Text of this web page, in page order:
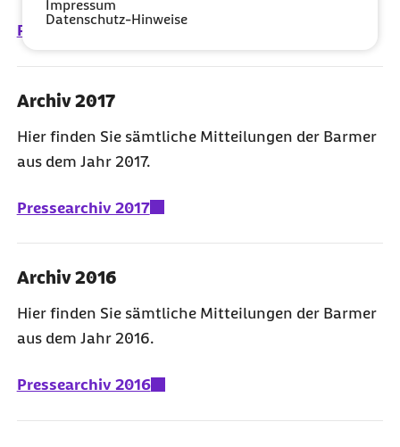
Impressum
Datenschutz-Hinweise
Pressearchiv 2018
Archiv 2017
Hier finden Sie sämtliche Mitteilungen der Barmer
aus dem Jahr 2017.
Pressearchiv 2017
Archiv 2016
Hier finden Sie sämtliche Mitteilungen der Barmer
aus dem Jahr 2016.
Pressearchiv 2016